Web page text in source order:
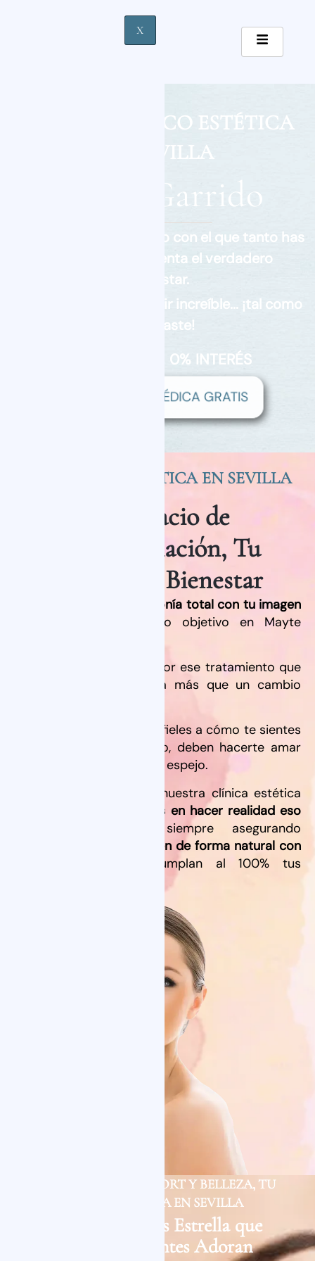
X
CLÍNICA MÉDICO ESTÉTICA
EN SEVILLA
Mayte Garrido
Haz realidad ese cambio con el que tanto has
soñado y experimenta el verdadero
bienestar.
Te hacemos sentir y lucir increíble... ¡tal como
imaginaste!
FINANCIACIÓN 0% INTERÉS
VALORACIÓN MÉDICA GRATIS
TU CLINICA ESTÉTICA EN SEVILLA
Tu Espacio de
Transformación, Tu
Centro de Bienestar
Mereces sentirte en armonía total con tu imagen
y ese es justo nuestro objetivo en Mayte
Sabemos que decidirte por ese tratamiento que
tienes en mente, implica más que un cambio
Esos cambios deben ser fieles a cómo te sientes
por dentro y, sobre todo, deben hacerte amar
por completo tu reflejo al espejo.
Con esto en mente, en nuestra clínica estética
nos enfocamos en hacer realidad eso
, siempre asegurando
resultados que se integren de forma natural con
y que cumplan al 100% tus
TU REFUGIO DE CONFORT Y BELLEZA, TU
CLÍNICA ESTÉTICA EN SEVILLA
Los Tratamientos Estrella que
Nuestros Pacientes Adoran